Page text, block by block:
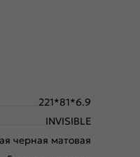
221*81*6.9
INVISIBLE
черная матовая